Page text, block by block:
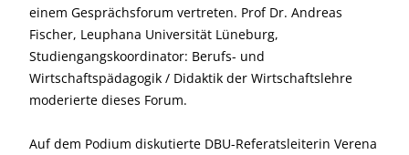
einem Gesprächsforum vertreten. Prof Dr. Andreas
Fischer, Leuphana Universität Lüneburg,
Studiengangskoordinator: Berufs- und
Wirtschaftspädagogik / Didaktik der Wirtschaftslehre
moderierte dieses Forum.
Auf dem Podium diskutierte DBU-Referatsleiterin Verena